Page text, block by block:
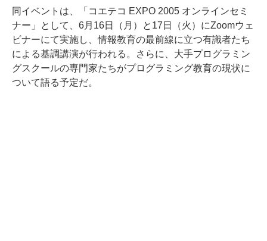
同イベントは、「コエテコ EXPO 2005 オンラインセミ
ナー」として、6月16日（月）と17日（火）にZoomウェ
ビナーにて実施し、情報教育の最前線に立つ有識者たち
による基調講演が行われる。さらに、大手プログラミン
グスクールの専門家たちがプログラミング教育の現状に
ついて語る予定だ。